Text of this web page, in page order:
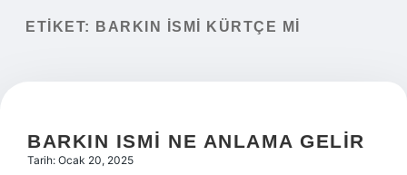
Yasal Uyarı
ETIKET: BARKIN ISMI KÜRTÇE MI
BARKIN ISMI NE ANLAMA GELIR
Tarih: Ocak 20, 2025